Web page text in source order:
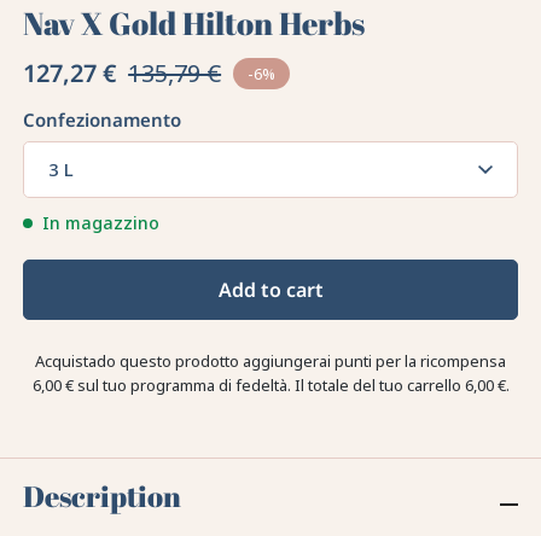
Nav X Gold Hilton Herbs
127,27 € 135,79 € -6%
Confezionamento
3 L
In magazzino
Add to cart
Acquistado questo prodotto aggiungerai punti per la ricompensa
6,00 €sul tuo programma di fedeltà. Il totale del tuo carrello 6,00 €.
Description